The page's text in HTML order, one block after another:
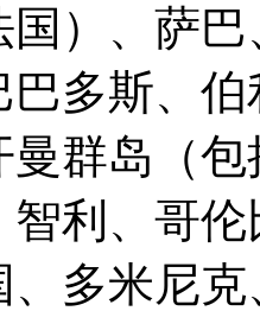
国）、萨
巴多斯、
曼群岛（
利、哥
、多米尼